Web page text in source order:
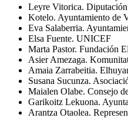
Leyre Vitorica.
Kotelo. Ayuntamiento de
Eva Salaberria.
Elsa Fuente. UNICEF
Marta Pastor. Fundación
Asier Amezaga.
Amaia Zarrabeitia.
Susana Sucunza.
Maialen Olabe. Consejo
Garikoitz Lekuona.
Arantza Otaolea.